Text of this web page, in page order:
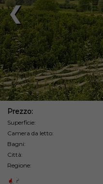
❮
Prezzo:
Superficie:
Camera da letto:
Bagni:
Città:
Regione: